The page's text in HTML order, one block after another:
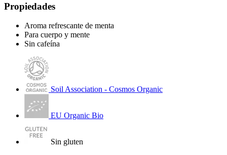
Propiedades
Aroma refrescante de menta
Para cuerpo y mente
Sin cafeína
Soil Association - Cosmos Organic
EU Organic Bio
Sin gluten